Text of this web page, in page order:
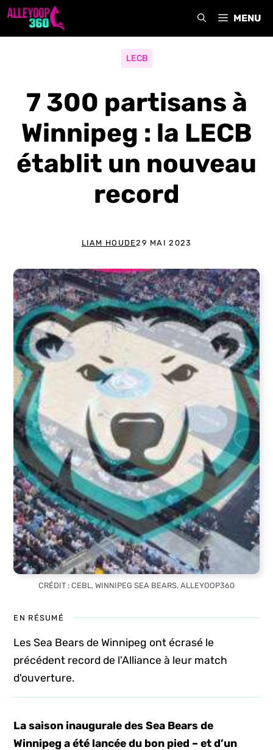
Aller
MENU
LECB
7 300 partisans à
Winnipeg : la LECB
établit un nouveau
record
LIAM HOUDE29 MAI 2023
CRÉDIT : CEBL, WINNIPEG SEA BEARS, ALLEYOOP360
EN RÉSUMÉ
Les Sea Bears de Winnipeg ont écrasé le
précédent record de l'Alliance à leur match
d'ouverture.
La saison inaugurale des Sea Bears de
Winnipeg a été lancée du bon pied – et d’un